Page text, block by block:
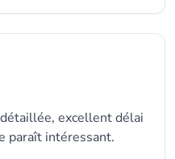
excellent délai
paraît intéressant.